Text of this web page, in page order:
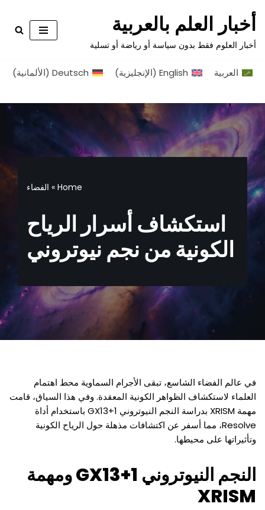
تخطى
إلى
أخبار العلم بالعربية
أخبار العلوم فقط بدون سياسة أو رياضة أو تسلية
العربية English
(الإنجليزية)
Deutsch
(الألمانية)
Home
» الفضاء
استكشاف أسرار الرياح
الكونية من نجم نيوتروني
في عالم الفضاء الشاسع، تبقى الأجرام السماوية محط اهتمام
العلماء لاستكشاف الظواهر الكونية المعقدة. وفي هذا السياق، قامت
مهمة XRISM بدراسة النجم النيوتروني GX13+1 باستخدام أداة
Resolve، مما أسفر عن اكتشافات مذهلة حول الرياح الكونية
وتأثيراتها على محيطها.
النجم النيوتروني GX13+1 ومهمة
XRISM